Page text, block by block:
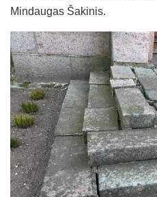
Mindaugas Šakinis.